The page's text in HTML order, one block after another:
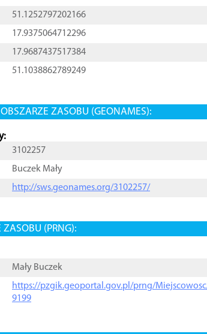
51.1252797202166
17.9375064712296
17.9687437517384
51.1038862789249
ZASOBU (GEONAMES):
3102257
Buczek Mały
http://sws.geonames.org/3102257/
ZASOBU (PRNG):
Mały Buczek
https://pzgik.geoportal.gov.pl/prng/Miejscowosc/
9199